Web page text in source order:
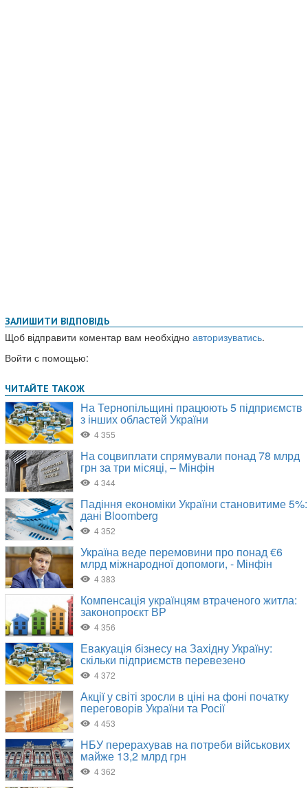
ЗАЛИШИТИ ВІДПОВІДЬ
Щоб відправити коментар вам необхідно авторизуватись.
Войти с помощью: